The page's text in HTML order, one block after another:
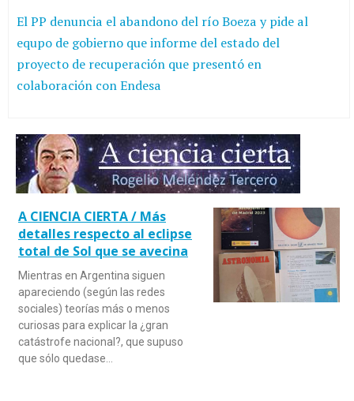
El PP denuncia el abandono del río Boeza y pide al
equpo de gobierno que informe del estado del
proyecto de recuperación que presentó en
colaboración con Endesa
A CIENCIA CIERTA / Más
detalles respecto al eclipse
total de Sol que se avecina
Mientras en Argentina siguen
apareciendo (según las redes
sociales) teorías más o menos
curiosas para explicar la ¿gran
catástrofe nacional?, que supuso
que sólo quedase…